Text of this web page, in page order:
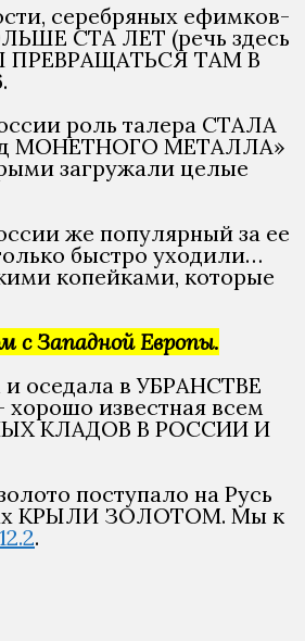
серебряных ефимков-
СТА ЛЕТ (речь здесь
ТАМ В
роль талера СТАЛА
МОНЕТНОГО МЕТАЛЛА»
загружали целые
же популярный за ее
быстро уходили…
копейками, которые
с Западной Европы.
оседала в УБРАНСТВЕ
известная всем
КЛАДОВ В РОССИИ И
поступало на Русь
КРЫЛИ ЗОЛОТОМ. Мы к
.